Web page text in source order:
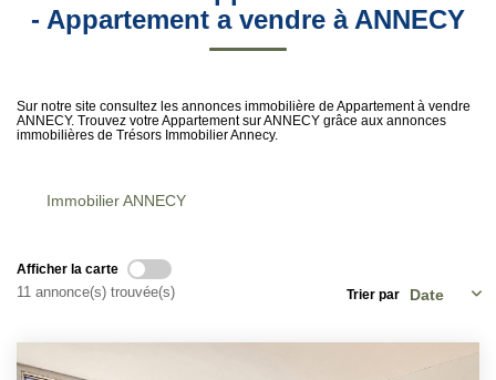
Qui Sommes-Nous
ESTIMATION
Surface min Budget max
- Appartement a vendre à ANNECY
Sur notre site consultez les annonces immobilière de Appartement à vendre
ANNECY. Trouvez votre Appartement sur ANNECY grâce aux annonces
immobilières de Trésors Immobilier Annecy.
Immobilier ANNECY
Afficher la carte
11 annonce(s) trouvée(s) Trier par